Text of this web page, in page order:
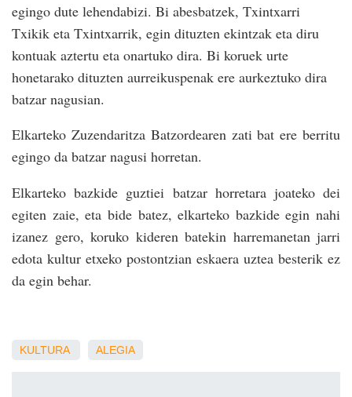
egingo dute lehendabizi. Bi abesbatzek, Txintxarri
Txikik eta Txintxarrik, egin dituzten ekintzak eta diru
kontuak aztertu eta onartuko dira. Bi koruek urte
honetarako dituzten aurreikuspenak ere aurkeztuko dira
batzar nagusian.
Elkarteko Zuzendaritza Batzordearen zati bat ere berritu
egingo da batzar nagusi horretan.
Elkarteko bazkide guztiei batzar horretara joateko dei
egiten zaie, eta bide batez, elkarteko bazkide egin nahi
izanez gero, koruko kideren batekin harremanetan jarri
edota kultur etxeko postontzian eskaera uztea besterik ez
da egin behar.
KULTURA ALEGIA